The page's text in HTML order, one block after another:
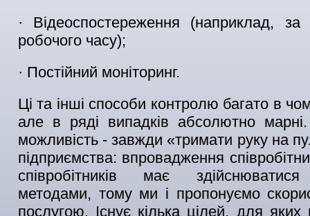
· Відеоспостереження (наприклад, за
робочого часу);
· Постійний моніторинг.
Ці та інші способи контролю багато в
але в ряді випадків абсолютно
можливість - завжди «тримати руку на
підприємства: впровадження
співробітників має
методами, тому ми і пропонуємо
послугою. Існує кілька цілей, для яких